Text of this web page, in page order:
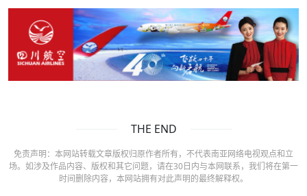
THE END
免责声明：本网站转载文章版权归原作者所有，不代表南亚网络电视观点和立
场。如涉及作品内容、版权和其它问题，请在30日内与本网联系，我们将在第一
时间删除内容，本网站拥有对此声明的最终解释权。